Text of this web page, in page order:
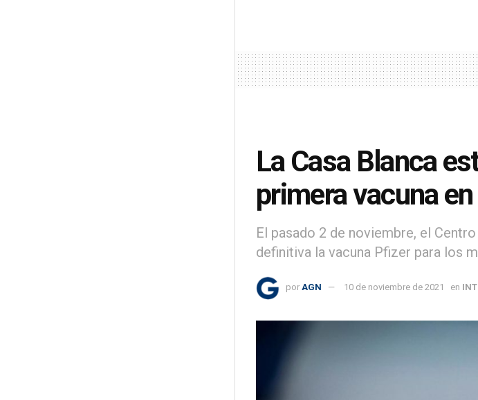
La Casa Blanca
primera vacuna
El pasado 2 de noviembre, el
definitiva la vacuna Pfizer para los
por AGN 10 de noviembre de 2021 en